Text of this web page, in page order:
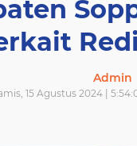
Admin
15 Agustus 2024 |